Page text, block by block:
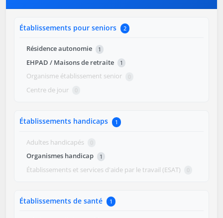
Établissements pour seniors 2
Résidence autonomie 1
EHPAD / Maisons de retraite 1
Organisme établissement senior 0
Centre de jour 0
Établissements handicaps 1
Adultes handicapés 0
Organismes handicap 1
Établissements et services d'aide par le travail (ESAT) 0
Établissements de santé 1